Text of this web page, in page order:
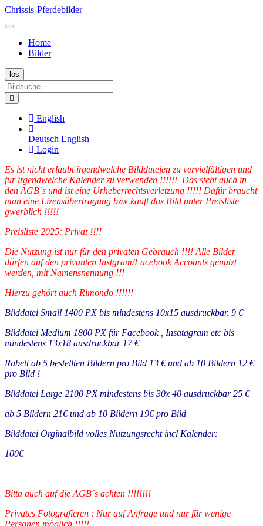
Chrissis-Pferdebilder
Home
Bilder
English
Deutsch English
Login
Es ist nicht erlaubt irgendwelche Bilddateien zu vervielfältigen und
für irgendwelche Kalender zu verwenden !!!!!! Das steht auch in
den AGB`s und ist eine Urheberrechtsverletzung !!!!! Dafür braucht
man eine Lizensübertragung bzw kauft das Bild unter Preisliste
gwerblich !!!!!
Preisliste 2025: Privat !!!!
Die Nutzung ist nur für den privaten Gebrauch !!!! Alle Bilder
dürfen auf den privanten Instgram/Facebook Accounts genutzt
werden, mit Namensnennung !!!
Hierzu gehört auch Rimondo !!!!!!
Bilddatei Small 1400 PX bis mindestens 10x15 ausdruckbar. 9 €
Bilddatei Medium 1800 PX für Facebook , Insatagram etc bis
mindestens 13x18 ausdruckbar 17 €
Rabett ab 5 bestellten Bildern pro Bild 13 € und ab 10 Bildern 12 €
pro Bild !
Bilddatei Large 2100 PX mindestens bis 30x 40 ausdruckbar 25 €
ab 5 Bildern 21€ und ab 10 Bildern 19€ pro Bild
Bilddatei Orginalbild volles Nutzungsrecht incl Kalender:
100€
Bitta auch auf die AGB`s achten !!!!!!!!
Privates Fotografieren : Nur auf Anfrage und nur für wenige
Personen möglich !!!!!